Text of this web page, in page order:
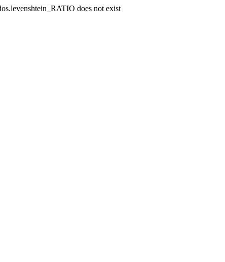
does not exist